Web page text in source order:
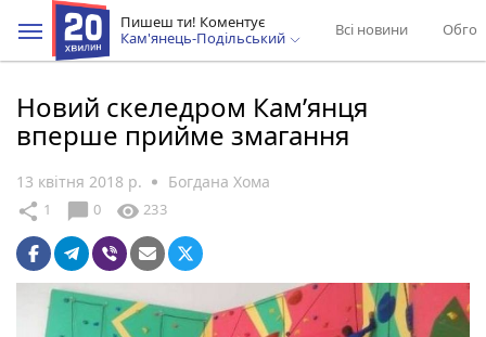
Пишеш ти! Коментує
Кам'янець-Подільський
Всі новини
Новий скеледром Кам’янця
вперше прийме змагання
13 квітня 2018 р. Богдана Хома
share 1 chat_bubble 0 visibility 233